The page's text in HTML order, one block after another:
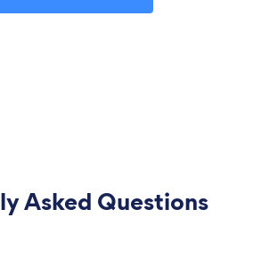
Asked Questions